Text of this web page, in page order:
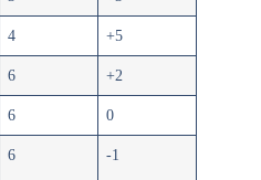
4 +5
6 +2
6 0
6 -1